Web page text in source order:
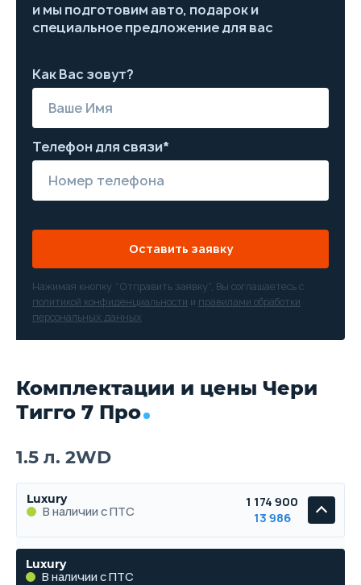
и мы подготовим авто, подарок и
специальное предложение для вас
Как Вас зовут?
Телефон для связи*
Оставить заявку
Нажимая кнопку “Отправить заявку”, Вы соглашаетесь с
политикой конфиденциальности и правилами обработки
персональных данных
Комплектации и цены Чери
Тигго 7 Про
1.5 л. 2WD
Luxury
В наличии с ПТС
1 174 900
13 986
Luxury
В наличии с ПТС